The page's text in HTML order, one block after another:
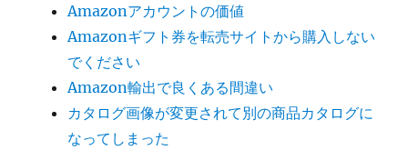
Amazonアカウントの価値
Amazonギフト券を転売サイトから購入しない
でください
Amazon輸出で良くある間違い
カタログ画像が変更されて別の商品カタログに
なってしまった